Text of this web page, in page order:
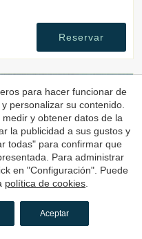
Reservar
4.4
para hacer funcionar de
personalizar su contenido.
y obtener datos de la
la publicidad a sus gustos y
todas" para confirmar que
Para administrar
en "Configuración". Puede
política de cookies
Aceptar